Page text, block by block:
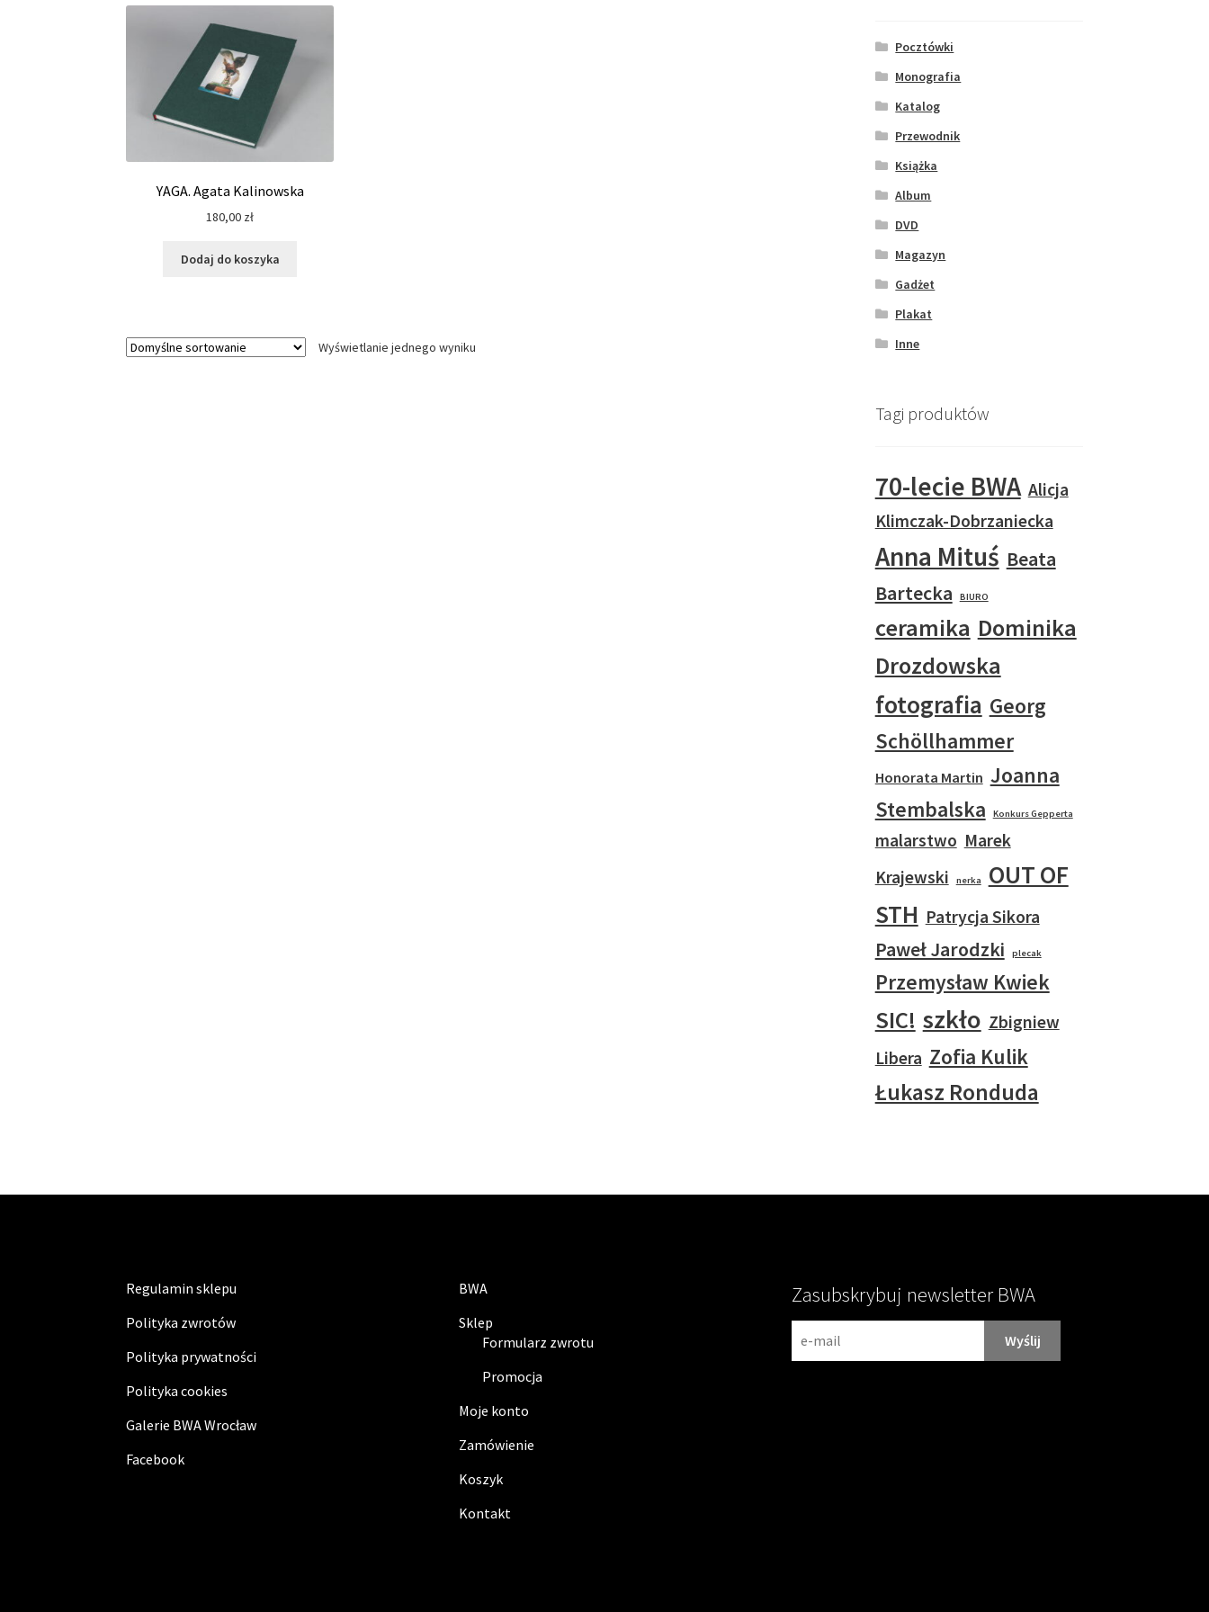
YAGA. Agata Kalinowska
180,00 zł
Dodaj do koszyka
Wyświetlanie jednego wyniku
Pocztówki
Monografia
Katalog
Przewodnik
Książka
Album
DVD
Magazyn
Gadżet
Plakat
Inne
Tagi produktów
70-lecie BWA Alicja
Klimczak-Dobrzaniecka
Anna Mituś Beata
Bartecka
BIURO
ceramika Dominika
Drozdowska
fotografia Georg
Schöllhammer
Honorata Martin Joanna
Stembalska
Konkurs Gepperta
malarstwo Marek
Krajewski
nerka
OUT OF
STH Patrycja Sikora
Paweł Jarodzki plecak
Przemysław Kwiek
SIC! szkło Zbigniew
Libera Zofia Kulik
Łukasz Ronduda
Regulamin sklepu
Polityka zwrotów
Polityka prywatności
Polityka cookies
Galerie BWA Wrocław
Facebook
BWA
Sklep
Formularz zwrotu
Promocja
Moje konto
Zamówienie
Koszyk
Kontakt
Zasubskrybuj newsletter BWA